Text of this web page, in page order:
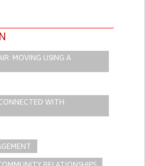
MOVING USING A
WITH